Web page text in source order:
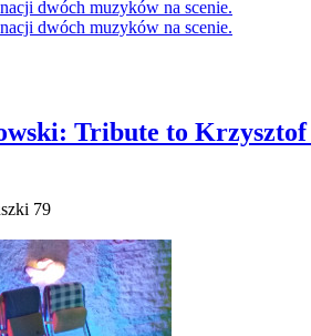
Tribute to
79